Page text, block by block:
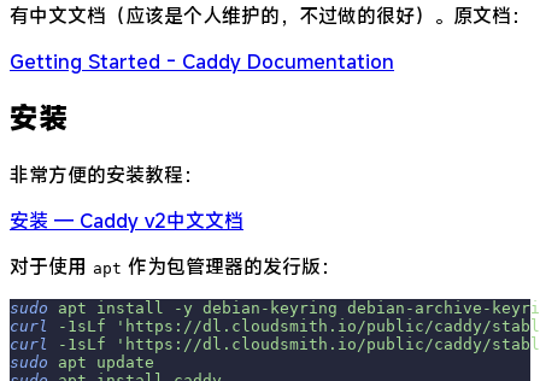
有中文文档（应该是个人维护的，不过做的很好）。原文档：
Getting Started - Caddy Documentation
安装
非常方便的安装教程：
安装 — Caddy v2中文文档
对于使用 apt 作为包管理器的发行版：
sudo apt install -y debian-keyring debian-archive-
curl
-1sLf 'https://dl.cloudsmith.io/public/caddy/
curl
-1sLf 'https://dl.cloudsmith.io/public/caddy/
sudo apt update